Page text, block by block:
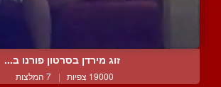
זוג מירדן בסרטון פורנו ב...
19000 צפיות | 7 המלצות